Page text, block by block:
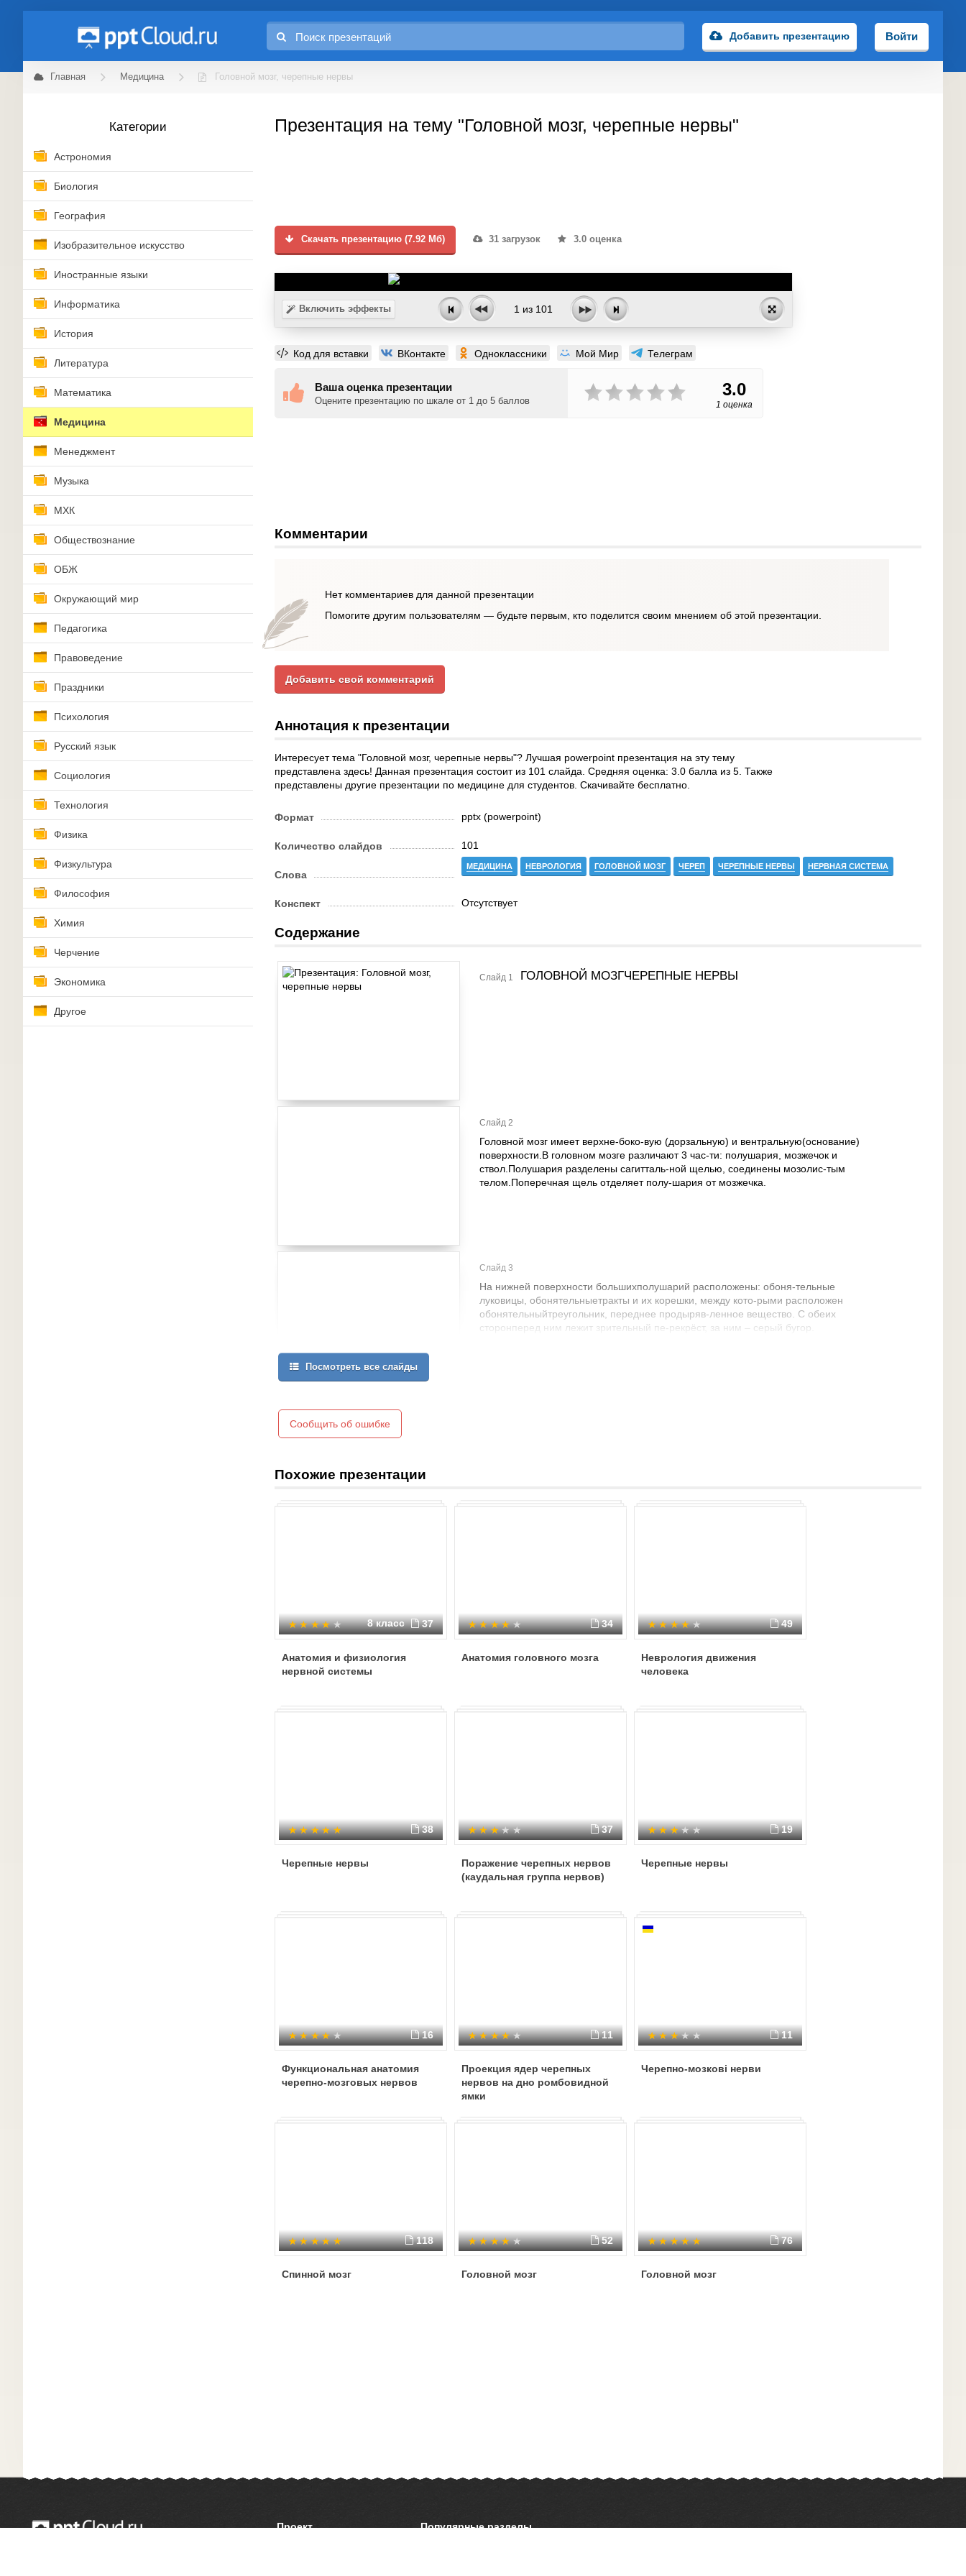
Добавить презентацию Войти
Главная Медицина Головной мозг, черепные нервы
Категории
Астрономия
Биология
География
Изобразительное искусство
Иностранные языки
Информатика
История
Литература
Математика
Медицина
Менеджмент
Музыка
МХК
Обществознание
ОБЖ
Окружающий мир
Педагогика
Правоведение
Праздники
Психология
Русский язык
Социология
Технология
Физика
Физкультура
Философия
Химия
Черчение
Экономика
Другое
Презентация на тему "Головной мозг, черепные нервы"
Скачать презентацию (7.92 Мб) 31 загрузок 3.0 оценка
Включить эффекты 1 из 101
Код для вставки ВКонтакте Одноклассники Мой Мир Телеграм
Ваша оценка презентации
Оцените презентацию по шкале от 1 до 5 баллов
3.0
1 оценка
Комментарии
Нет комментариев для данной презентации
Помогите другим пользователям — будьте первым, кто поделится своим мнением об этой презентации.
Добавить свой комментарий
Аннотация к презентации
Интересует тема "Головной мозг, черепные нервы"? Лучшая powerpoint презентация на эту тему
представлена здесь! Данная презентация состоит из 101 слайда. Средняя оценка: 3.0 балла из 5. Также
представлены другие презентации по медицине для студентов. Скачивайте бесплатно.
Формат pptx (powerpoint)
Количество слайдов 101
Слова
МЕДИЦИНА НЕВРОЛОГИЯ ГОЛОВНОЙ МОЗГ ЧЕРЕП ЧЕРЕПНЫЕ НЕРВЫ НЕРВНАЯ СИСТЕМА
Конспект Отсутствует
Содержание
Слайд 1 ГОЛОВНОЙ МОЗГЧЕРЕПНЫЕ НЕРВЫ
Слайд 2
Головной мозг имеет верхне-боко-вую (дорзальную) и вентральную(основание)
поверхности.В головном мозге различают 3 час-ти: полушария, мозжечок и
ствол.Полушария разделены сагитталь-ной щелью, соединены мозолис-тым
телом.Поперечная щель отделяет полу-шария от мозжечка.
Слайд 3
На нижней поверхности большихполушарий расположены: обоня-тельные
луковицы, обонятельныетракты и их корешки, между кото-рыми расположен
обонятельныйтреугольник, переднее продыряв-ленное вещество. С обеих
сторонперед ним лежит зрительный пе-рекрёст, за ним – серый бугор.
Посмотреть все слайды
Сообщить об ошибке
Похожие презентации
8 класс 37
Анатомия и физиология
нервной системы
34
Анатомия головного мозга
49
Неврология движения
человека
38
Черепные нервы
37
Поражение черепных нервов
(каудальная группа нервов)
19
Черепные нервы
16
Функциональная анатомия
черепно-мозговых нервов
11
Проекция ядер черепных
нервов на дно ромбовидной
ямки
11
Черепно-мозкові нерви
118
Спинной мозг
52
Головной мозг
76
Головной мозг
Проект
Популярные разделы